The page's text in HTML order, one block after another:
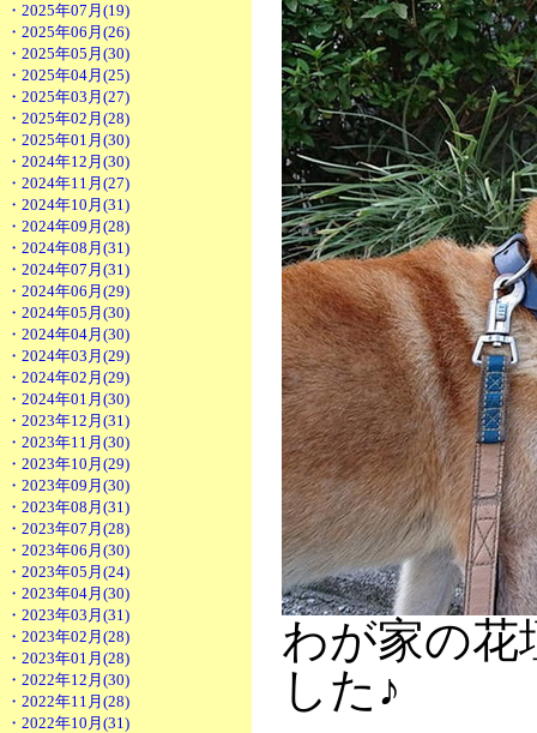
・2025年07月(19)
・2025年06月(26)
・2025年05月(30)
・2025年04月(25)
・2025年03月(27)
・2025年02月(28)
・2025年01月(30)
・2024年12月(30)
・2024年11月(27)
・2024年10月(31)
・2024年09月(28)
・2024年08月(31)
・2024年07月(31)
・2024年06月(29)
・2024年05月(30)
・2024年04月(30)
・2024年03月(29)
・2024年02月(29)
・2024年01月(30)
・2023年12月(31)
・2023年11月(30)
・2023年10月(29)
・2023年09月(30)
・2023年08月(31)
・2023年07月(28)
・2023年06月(30)
・2023年05月(24)
・2023年04月(30)
・2023年03月(31)
・2023年02月(28)
・2023年01月(28)
・2022年12月(30)
・2022年11月(28)
・2022年10月(31)
わが家の花
した♪